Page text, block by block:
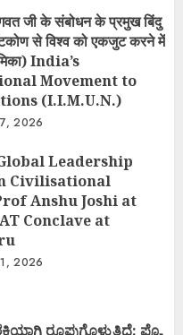
जी के संबोधन के प्रमुख बिंदु
से विश्व को एकजुट करने में
India’s
Movement to
(I.I.M.U.N.)
2026
Leadership
Civilisational
Anshu Joshi at
Conclave at
2026
ರೂಪುಗೊಳ್ಳುತ್ತಿದೆ: ಪ್ರೊ.